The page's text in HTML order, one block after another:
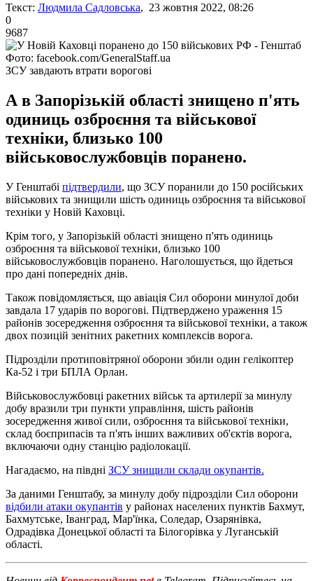
Текст: Людмила Садловська, 23 жовтня 2022, 08:26
0
9687
Фото: facebook.com/GeneralStaff.ua
ЗСУ завдають втрати ворогові
А в Запорізькій області знищено п'ять
одиниць озброєння та військової
техніки, близько 100
військовослужбовців поранено.
У Генштабі підтвердили, що ЗСУ поранили до 150 російських
військових та знищили шість одиниць озброєння та військової
техніки у Новій Каховці.
Крім того, у Запорізькій області знищено п'ять одиниць
озброєння та військової техніки, близько 100
військовослужбовців поранено. Наголошується, що йдеться
про дані попередніх днів.
Також повідомляється, що авіація Сил оборони минулої доби
завдала 17 ударів по ворогові. Підтверджено ураження 15
районів зосередження озброєння та військової техніки, а також
двох позицій зенітних ракетних комплексів ворога.
Підрозділи протиповітряної оборони збили один гелікоптер
Ка-52 і три БПЛА Орлан.
Військовослужбовці ракетних військ та артилерії за минулу
добу вразили три пункти управління, шість районів
зосередження живої сили, озброєння та військової техніки,
склад боєприпасів та п'ять інших важливих об'єктів ворога,
включаючи одну станцію радіолокації.
Нагадаємо, на півдні ЗСУ знищили склади окупантів.
За даними Генштабу, за минулу добу підрозділи Сил оборони
відбили атаки окупантів у районах населених пунктів Бахмут,
Бахмутське, Іванград, Мар'їнка, Соледар, Озарянівка,
Одрадівка Донецької області та Білогорівка у Луганській
області.